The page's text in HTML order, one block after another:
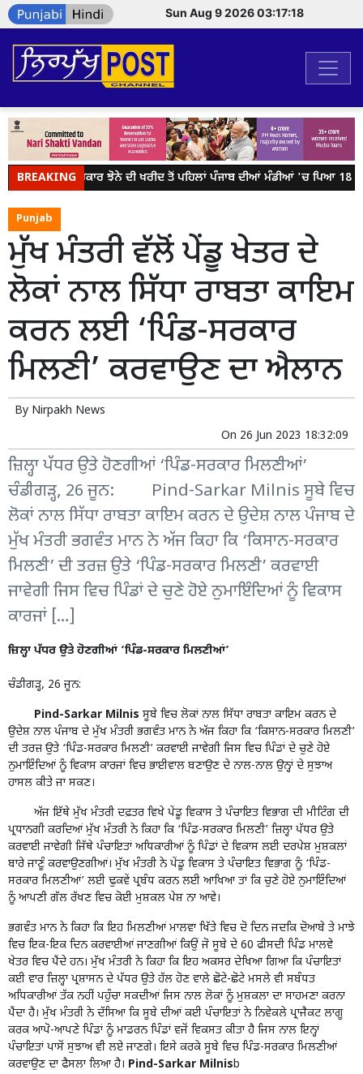
Sun Aug 9 2026 03:17:18
BREAKING
ਕੇਂਦਰ ਸਰਕਾਰ ਝੋਨੇ ਦੀ ਖਰੀਦ ਤੋਂ ਪਹਿਲਾਂ ਪੰਜਾਬ ਦੀਆਂ ਮੰਡੀਆਂ 'ਚ ਪਿਆ 18
Punjab
ਮੁੱਖ ਮੰਤਰੀ ਵੱਲੋਂ ਪੇਂਡੂ ਖੇਤਰ ਦੇ
ਲੋਕਾਂ ਨਾਲ ਸਿੱਧਾ ਰਾਬਤਾ ਕਾਇਮ
ਕਰਨ ਲਈ ‘ਪਿੰਡ-ਸਰਕਾਰ
ਮਿਲਣੀ’ ਕਰਵਾਉਣ ਦਾ ਐਲਾਨ
By Nirpakh News
On 26 Jun 2023 18:32:09
ਜ਼ਿਲ੍ਹਾ ਪੱਧਰ ਉਤੇ ਹੋਣਗੀਆਂ ‘ਪਿੰਡ-ਸਰਕਾਰ ਮਿਲਣੀਆਂ’
ਚੰਡੀਗੜ੍ਹ, 26 ਜੂਨ: Pind-Sarkar Milnis ਸੂਬੇ ਵਿਚ
ਲੋਕਾਂ ਨਾਲ ਸਿੱਧਾ ਰਾਬਤਾ ਕਾਇਮ ਕਰਨ ਦੇ ਉਦੇਸ਼ ਨਾਲ ਪੰਜਾਬ ਦੇ
ਮੁੱਖ ਮੰਤਰੀ ਭਗਵੰਤ ਮਾਨ ਨੇ ਅੱਜ ਕਿਹਾ ਕਿ ‘ਕਿਸਾਨ-ਸਰਕਾਰ
ਮਿਲਣੀ’ ਦੀ ਤਰਜ਼ ਉਤੇ ‘ਪਿੰਡ-ਸਰਕਾਰ ਮਿਲਣੀ’ ਕਰਵਾਈ
ਜਾਵੇਗੀ ਜਿਸ ਵਿਚ ਪਿੰਡਾਂ ਦੇ ਚੁਣੇ ਹੋਏ ਨੁਮਾਇੰਦਿਆਂ ਨੂੰ ਵਿਕਾਸ
ਕਾਰਜਾਂ […]
ਜ਼ਿਲ੍ਹਾ ਪੱਧਰ ਉਤੇ ਹੋਣਗੀਆਂ ‘ਪਿੰਡ-ਸਰਕਾਰ ਮਿਲਣੀਆਂ’
ਚੰਡੀਗੜ੍ਹ, 26 ਜੂਨ:
Pind-Sarkar Milnis ਸੂਬੇ ਵਿਚ ਲੋਕਾਂ ਨਾਲ ਸਿੱਧਾ ਰਾਬਤਾ ਕਾਇਮ ਕਰਨ ਦੇ
ਉਦੇਸ਼ ਨਾਲ ਪੰਜਾਬ ਦੇ ਮੁੱਖ ਮੰਤਰੀ ਭਗਵੰਤ ਮਾਨ ਨੇ ਅੱਜ ਕਿਹਾ ਕਿ ‘ਕਿਸਾਨ-ਸਰਕਾਰ ਮਿਲਣੀ’
ਦੀ ਤਰਜ਼ ਉਤੇ ‘ਪਿੰਡ-ਸਰਕਾਰ ਮਿਲਣੀ’ ਕਰਵਾਈ ਜਾਵੇਗੀ ਜਿਸ ਵਿਚ ਪਿੰਡਾਂ ਦੇ ਚੁਣੇ ਹੋਏ
ਨੁਮਾਇੰਦਿਆਂ ਨੂੰ ਵਿਕਾਸ ਕਾਰਜਾਂ ਵਿਚ ਭਾਈਵਾਲ ਬਣਾਉਣ ਦੇ ਨਾਲ-ਨਾਲ ਉਨ੍ਹਾਂ ਦੇ ਸੁਝਾਅ
ਹਾਸਲ ਕੀਤੇ ਜਾ ਸਕਣ।
ਅੱਜ ਇੱਥੇ ਮੁੱਖ ਮੰਤਰੀ ਦਫ਼ਤਰ ਵਿਖੇ ਪੇਂਡੂ ਵਿਕਾਸ ਤੇ ਪੰਚਾਇਤ ਵਿਭਾਗ ਦੀ ਮੀਟਿੰਗ ਦੀ
ਪ੍ਰਧਾਨਗੀ ਕਰਦਿਆਂ ਮੁੱਖ ਮੰਤਰੀ ਨੇ ਕਿਹਾ ਕਿ ‘ਪਿੰਡ-ਸਰਕਾਰ ਮਿਲਣੀ’ ਜ਼ਿਲ੍ਹਾ ਪੱਧਰ ਉਤੇ
ਕਰਵਾਈ ਜਾਵੇਗੀ ਜਿੱਥੇ ਪੰਚਾਇਤਾਂ ਅਧਿਕਾਰੀਆਂ ਨੂੰ ਪਿੰਡਾਂ ਦੇ ਵਿਕਾਸ ਲਈ ਦਰਪੇਸ਼ ਮੁਸ਼ਕਲਾਂ
ਬਾਰੇ ਜਾਣੂੰ ਕਰਵਾਉਣਗੀਆਂ। ਮੁੱਖ ਮੰਤਰੀ ਨੇ ਪੇਂਡੂ ਵਿਕਾਸ ਤੇ ਪੰਚਾਇਤ ਵਿਭਾਗ ਨੂੰ ‘ਪਿੰਡ-
ਸਰਕਾਰ ਮਿਲਣੀਆਂ’ ਲਈ ਢੁਕਵੇਂ ਪ੍ਰਬੰਧ ਕਰਨ ਲਈ ਆਖਿਆ ਤਾਂ ਕਿ ਚੁਣੇ ਹੋਏ ਨੁਮਾਇੰਦਿਆਂ
ਨੂੰ ਆਪਣੀ ਗੱਲ ਰੱਖਣ ਵਿਚ ਕੋਈ ਮੁਸ਼ਕਲ ਪੇਸ਼ ਨਾ ਆਵੇ।
ਭਗਵੰਤ ਮਾਨ ਨੇ ਕਿਹਾ ਕਿ ਇਹ ਮਿਲਣੀਆਂ ਮਾਲਵਾ ਖਿੱਤੇ ਵਿਚ ਦੋ ਦਿਨ ਜਦਕਿ ਦੋਆਬੇ ਤੇ ਮਾਝੇ
ਵਿਚ ਇਕ-ਇਕ ਦਿਨ ਕਰਵਾਈਆਂ ਜਾਣਗੀਆਂ ਕਿਉਂ ਜੋ ਸੂਬੇ ਦੇ 60 ਫੀਸਦੀ ਪਿੰਡ ਮਾਲਵੇ
ਖੇਤਰ ਵਿਚ ਪੈਂਦੇ ਹਨ। ਮੁੱਖ ਮੰਤਰੀ ਨੇ ਕਿਹਾ ਕਿ ਇਹ ਅਕਸਰ ਦੇਖਿਆ ਗਿਆ ਕਿ ਪੰਚਾਇਤਾਂ
ਕਈ ਵਾਰ ਜ਼ਿਲ੍ਹਾ ਪ੍ਰਸ਼ਾਸਨ ਦੇ ਪੱਧਰ ਉਤੇ ਹੱਲ ਹੋਣ ਵਾਲੇ ਛੋਟੇ-ਛੋਟੇ ਮਸਲੇ ਵੀ ਸਬੰਧਤ
ਅਧਿਕਾਰੀਆਂ ਤੱਕ ਨਹੀਂ ਪਹੁੰਚਾ ਸਕਦੀਆਂ ਜਿਸ ਨਾਲ ਲੋਕਾਂ ਨੂੰ ਮੁਸ਼ਕਲਾ ਦਾ ਸਾਹਮਣਾ ਕਰਨਾ
ਪੈਂਦਾ ਹੈ। ਮੁੱਖ ਮੰਤਰੀ ਨੇ ਦੱਸਿਆ ਕਿ ਸੂਬੇ ਦੀਆਂ ਕਈ ਪੰਚਾਇਤਾਂ ਨੇ ਨਿਵੇਕਲੇ ਪ੍ਰਾਜੈਕਟ ਲਾਗੂ
ਕਰਕ ਆਪੋ-ਆਪਣੇ ਪਿੰਡਾਂ ਨੂੰ ਮਾਡਰਨ ਪਿੰਡਾਂ ਵਜੋਂ ਵਿਕਸਤ ਕੀਤਾ ਹੈ ਜਿਸ ਨਾਲ ਇਨ੍ਹਾਂ
ਪੰਚਾਇਤਾਂ ਪਾਸੋਂ ਸੁਝਾਅ ਵੀ ਲਏ ਜਾਣਗੇ। ਇਸੇ ਕਰਕੇ ਸੂਬੇ ਵਿਚ ਪਿੰਡ-ਸਰਕਾਰ ਮਿਲਣੀਆਂ
ਕਰਵਾਉਣ ਦਾ ਫੈਸਲਾ ਲਿਆ ਹੈ। Pind-Sarkar Milnisb